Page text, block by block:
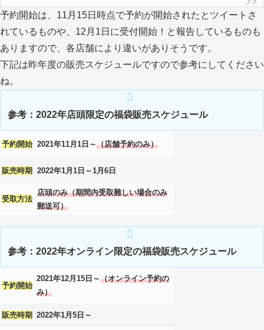
予約開始は、11月15日時点で予約が開始されたとツイートさ
れているものや、12月1日に受付開始！と報告しているものも
ありますので、各店舗により違いがありそうです。
下記は昨年度の販売スケジュールですので参考にしてください
ね。
参考：2022年店頭限定の福袋販売スケジュール
予約開始 2021年11月1日～（店舗予約のみ）
販売時期 2022年1月1日～1月6日
受取方法
店頭のみ（期間内受取難しい場合のみ
郵送可）
参考：2022年オンライン限定の福袋販売スケジュール
予約開始
2021年12月15日～（オンライン予約の
み）
販売時期 2022年1月5日～